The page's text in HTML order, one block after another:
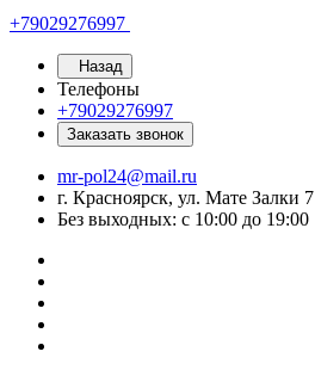
+79029276997
Назад
Телефоны
+79029276997
Заказать звонок
mr-pol24@mail.ru
г. Красноярск, ул. Мате Залки 7
Без выходных: с 10:00 до 19:00